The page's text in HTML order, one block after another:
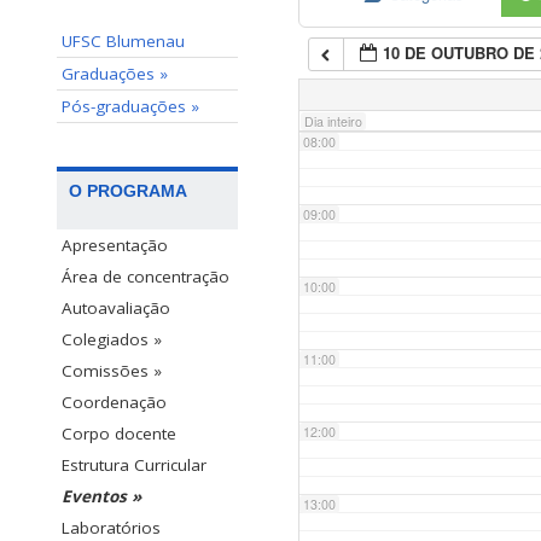
UFSC Blumenau
Graduações »
Pós-graduações »
O PROGRAMA
Apresentação
Área de concentração
Autoavaliação
Colegiados »
Comissões »
Coordenação
Corpo docente
Estrutura Curricular
Eventos »
Laboratórios
10 DE OUTUBRO DE
Dia inteiro
07:00
08:00
09:00
10:00
11:00
12:00
13:00